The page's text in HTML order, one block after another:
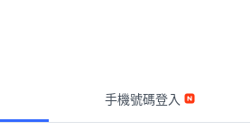
手機號碼登入